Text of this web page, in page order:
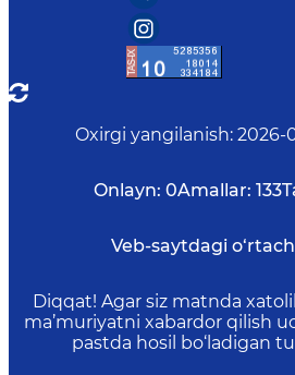
Oxirgi yangilanish: 2026-
Onlayn: 0Amallar: 133
Veb-saytdagi
Diqqat! Agar siz matnda
ma’muriyatni xabardor qilish
pastda hosil bo‘ladigan